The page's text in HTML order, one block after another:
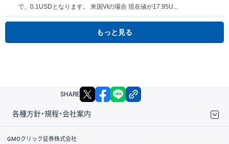
で、0.1USDとなります。 米国VIの場合 現在値が17.95U...
もっと見る
SHARE X facebook
各種方針・規程・会社案内
取引規程・約款
サイトマップ
その他のご案内
個人情報保護方針
最良執行方針
サイトのご利用について
ディスクレイマー
信託保全
リスク説明
会社案内
GMOクリック証券株式会社